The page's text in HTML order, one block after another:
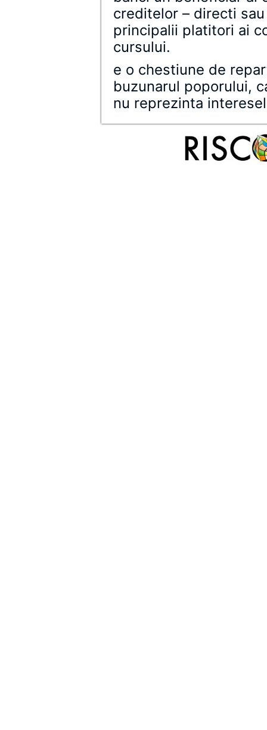
creditelor – directi
principalii platitori ai
cursului.
e o chestiune de
buzunarul poporului,
nu reprezinta